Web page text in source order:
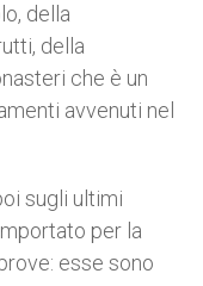
della
della
che è un
avvenuti nel
sugli ultimi
per la
esse sono